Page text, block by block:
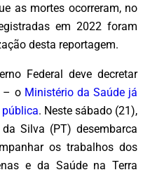
as mortes ocorreram, no
em 2022 foram
desta reportagem.
Federal deve decretar
– o Ministério da Saúde já
pública. Neste sábado (21),
Silva (PT) desembarca
os trabalhos dos
e da Saúde na Terra